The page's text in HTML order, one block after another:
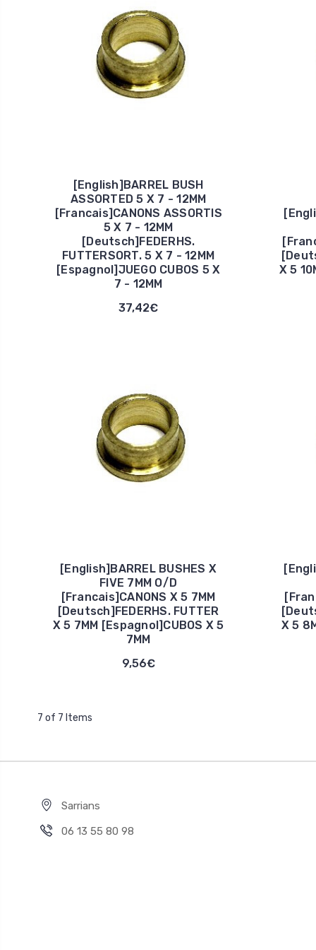
[English]BARREL BUSH
ASSORTED 5 X 7 - 12MM
[Francais]CANONS ASSORTIS
5 X 7 - 12MM
[Deutsch]FEDERHS.
FUTTERSORT. 5 X 7 - 12MM
[Espagnol]JUEGO CUBOS 5 X
7 - 12MM
37,42€
X 5
[English]BARREL BUSHES X
FIVE 7MM O/D
[Francais]CANONS X 5 7MM
[Deutsch]FEDERHS. FUTTER
X 5 7MM [Espagnol]CUBOS X 5
7MM
9,56€
X 5
7 of 7 Items
Sarrians
06 13 55 80 98